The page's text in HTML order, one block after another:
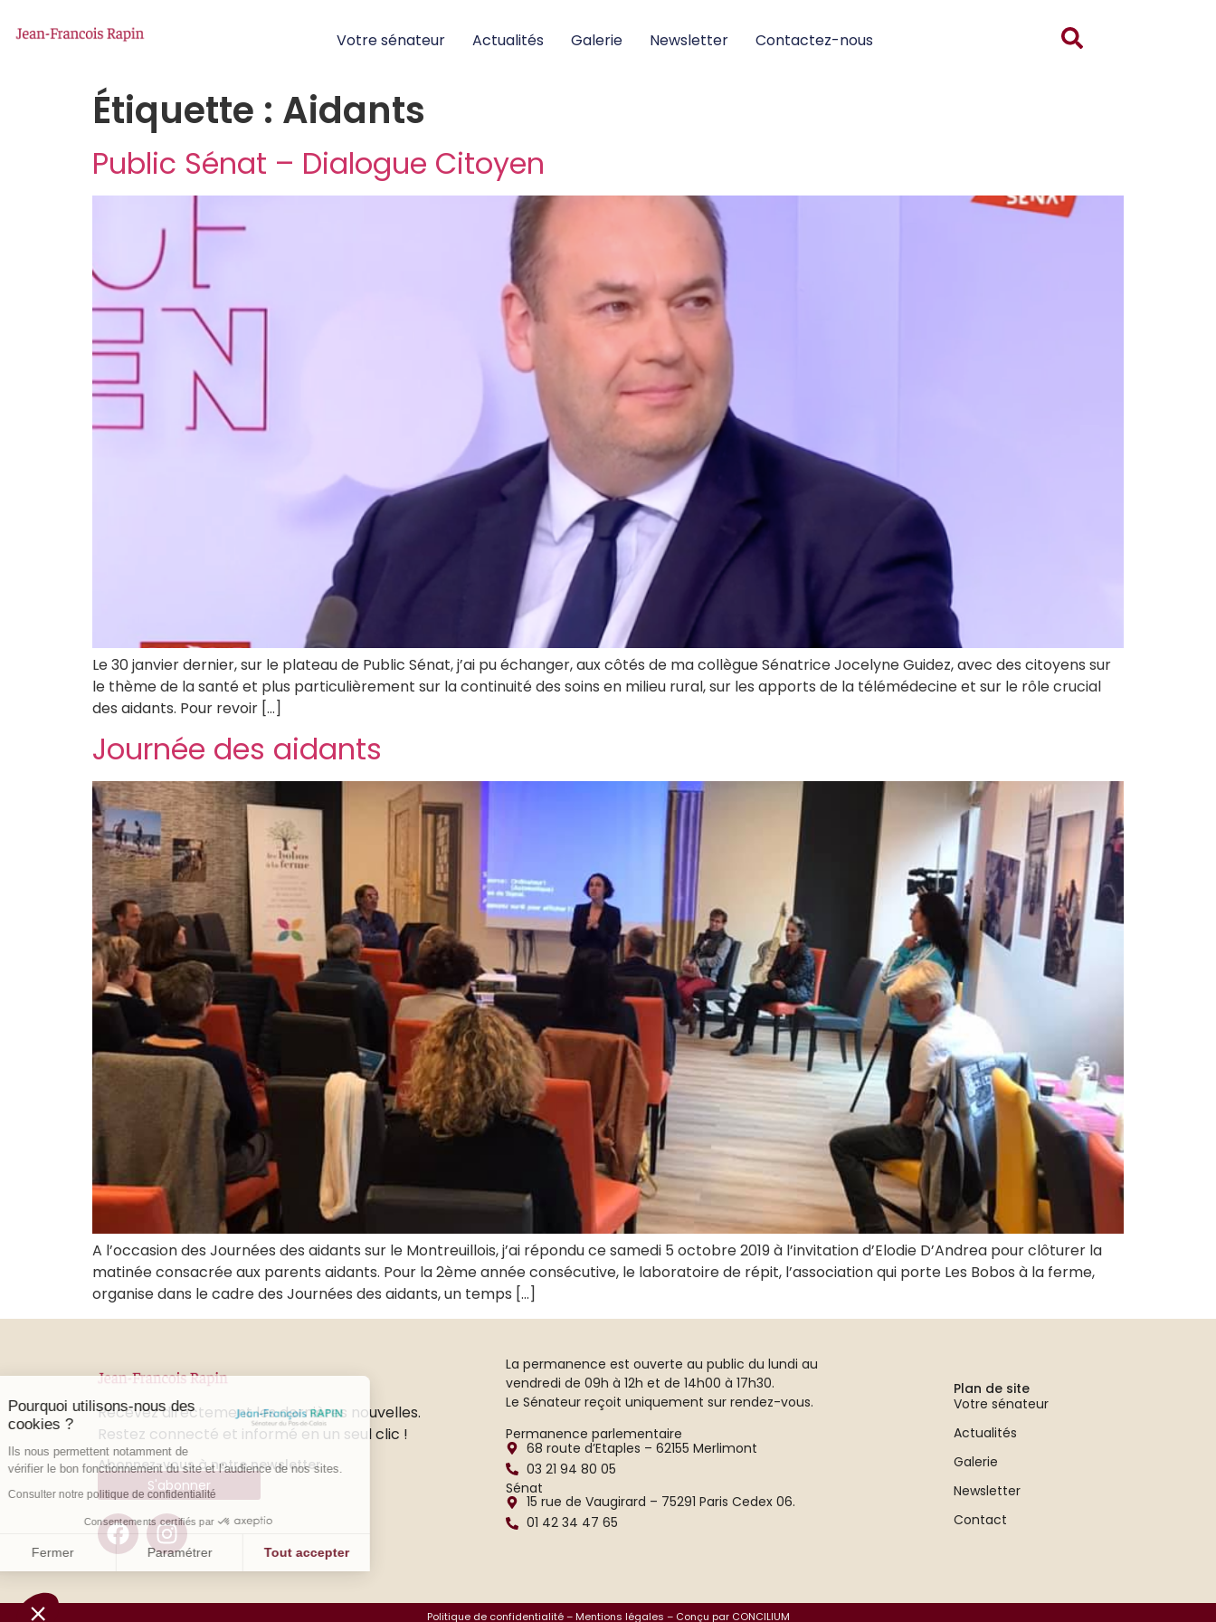
Pourquoi utilisons-nous des
cookies ?
Ils nous permettent notamment de
vérifier le bon fonctionnement du site et l’audience de nos sites.
Consulter notre politique de confidentialité
Consentements certifiés par
Fermer Paramétrer Tout accepter
Notre plateforme vous permet d'adapter et de gérer vos paramètres de confidentialité, en garantissant la conformité avec les réglementations. Personnalisez vos préférences pour
Votre sénateur Actualités Galerie Newsletter Contactez-nous
Étiquette : Aidants
Public Sénat – Dialogue Citoyen
Le 30 janvier dernier, sur le plateau de Public Sénat, j’ai pu échanger, aux côtés de ma collègue Sénatrice Jocelyne Guidez, avec des citoyens sur
le thème de la santé et plus particulièrement sur la continuité des soins en milieu rural, sur les apports de la télémédecine et sur le rôle crucial
des aidants. Pour revoir […]
Journée des aidants
A l’occasion des Journées des aidants sur le Montreuillois, j’ai répondu ce samedi 5 octobre 2019 à l’invitation d’Elodie D’Andrea pour clôturer la
matinée consacrée aux parents aidants. Pour la 2ème année consécutive, le laboratoire de répit, l’association qui porte Les Bobos à la ferme,
organise dans le cadre des Journées des aidants, un temps […]
Recevez directement les dernières nouvelles.
Restez connecté et informé en un seul clic !
Abonnez-vous à notre newsletter
S'abonner
La permanence est ouverte au public du lundi au
vendredi de 09h à 12h et de 14h00 à 17h30.
Le Sénateur reçoit uniquement sur rendez-vous.
Permanence parlementaire
68 route d’Etaples – 62155 Merlimont
03 21 94 80 05
Sénat
15 rue de Vaugirard – 75291 Paris Cedex 06.
01 42 34 47 65
Plan de site
Votre sénateur
Actualités
Galerie
Newsletter
Contact
Politique de confidentialité– Mentions légales – Conçu par CONCILIUM